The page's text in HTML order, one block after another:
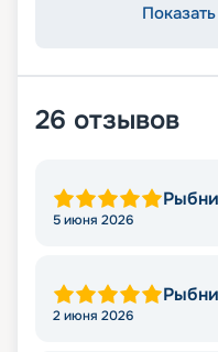
26 отзывов
5 июня 2026
2 июня 2026